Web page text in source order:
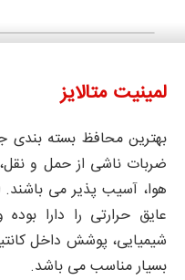
لمینیت متالایز
بهترین محافظ بسته بندی
ضربات ناشی از حمل و نقل،
هوا، آسیب پذیر می
عایق حرارتی را دارا
شیمیایی، پوشش داخل
بسیار مناسب می باشد.